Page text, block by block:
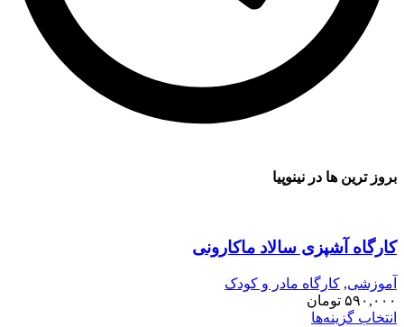
ترین ها در نینوپیا
آشپزی سالاد ماکارونی
, کارگاه مادر و کودک
تومان
گزینه‌ها